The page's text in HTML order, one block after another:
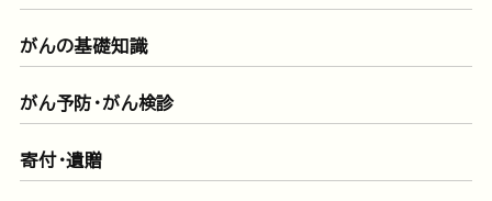
がんの基礎知識
がん予防・がん検診
寄付・遺贈